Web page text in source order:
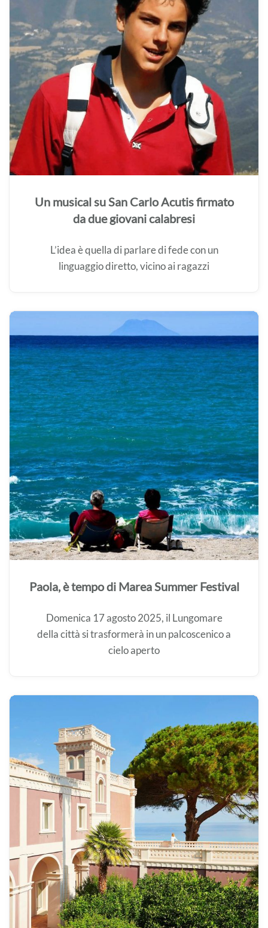
Un musical su San Carlo Acutis firmato
da due giovani calabresi
L’idea è quella di parlare di fede con un
linguaggio diretto, vicino ai ragazzi
Paola, è tempo di Marea Summer Festival
Domenica 17 agosto 2025, il Lungomare
della città si trasformerà in un palcoscenico a
cielo aperto